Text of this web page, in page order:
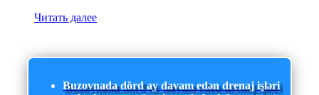
Читать далее
Buzovnada dörd ay davam edən drenaj işləri